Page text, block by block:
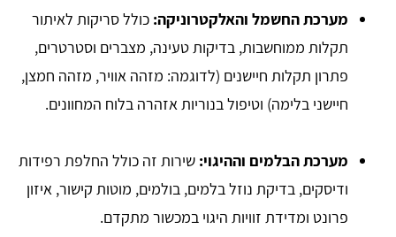
מערכת החשמל והאלקטרוניקה: כולל סריקות לאיתור
תקלות ממוחשבות, בדיקות טעינה, מצברים וסטרטרים,
פתרון תקלות חיישנים (לדוגמה: מזהה אוויר, מזהה חמצן,
חיישני בלימה) וטיפול בנוריות אזהרה בלוח המחוונים.
מערכת הבלמים וההיגוי: שירות זה כולל החלפת רפידות
ודיסקים, בדיקת נוזל בלמים, בולמים, מוטות קישור, איזון
פרונט ומדידת זוויות היגוי במכשור מתקדם.